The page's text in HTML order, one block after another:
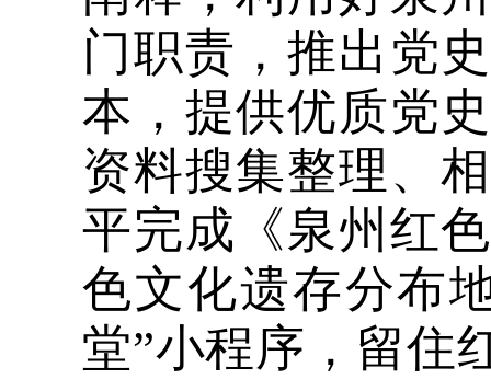
门职责，推出党
本，提供优质党
资料搜集整理、
平完成《泉州红
色文化遗存分布
堂”小程序，留住